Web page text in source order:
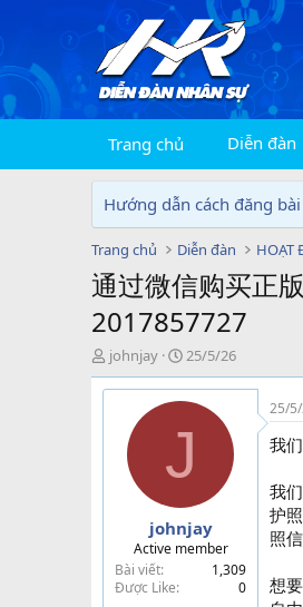
Trang chủ Diễn đàn
Hướng dẫn cách đăng
Trang chủ Diễn đàn HOẠT
通过微信购买正
2017857727
T
h
r
johnjay
N
g
à
g
i
25/5/26
J
johnjay
Active member
Bài viết
1,309
Được Like
0
25/
我
我
护
照信
想